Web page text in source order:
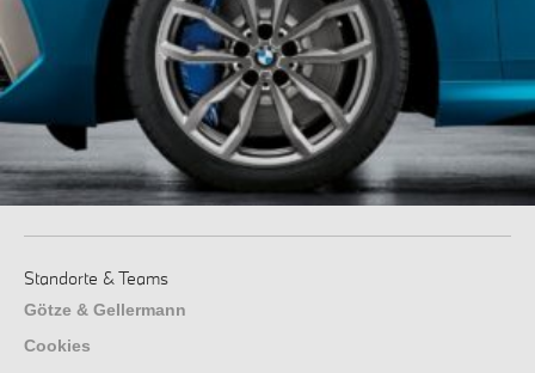
Standorte & Teams
Götze & Gellermann
Cookies